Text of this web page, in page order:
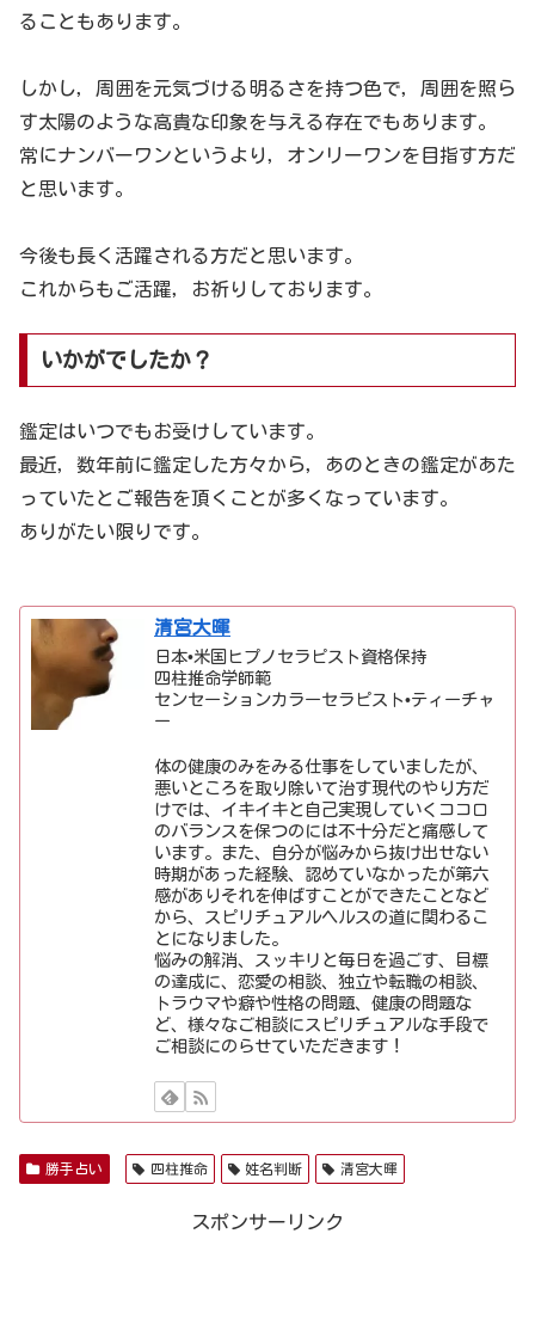
ることもあります。
しかし，周囲を元気づける明るさを持つ色で，周囲を照ら
す太陽のような高貴な印象を与える存在でもあります。
常にナンバーワンというより，オンリーワンを目指す方だ
と思います。
今後も長く活躍される方だと思います。
これからもご活躍，お祈りしております。
いかがでしたか？
鑑定はいつでもお受けしています。
最近，数年前に鑑定した方々から，あのときの鑑定があた
っていたとご報告を頂くことが多くなっています。
ありがたい限りです。
清宮大暉
日本•米国ヒプノセラピスト資格保持
四柱推命学師範
センセーションカラーセラピスト•ティーチャ
ー
体の健康のみをみる仕事をしていましたが、
悪いところを取り除いて治す現代のやり方だ
けでは、イキイキと自己実現していくココロ
のバランスを保つのには不十分だと痛感して
います。また、自分が悩みから抜け出せない
時期があった経験、認めていなかったが第六
感がありそれを伸ばすことができたことなど
から、スピリチュアルヘルスの道に関わるこ
とになりました。
悩みの解消、スッキリと毎日を過ごす、目標
の達成に、恋愛の相談、独立や転職の相談、
トラウマや癖や性格の問題、健康の問題な
ど、様々なご相談にスピリチュアルな手段で
ご相談にのらせていただきます！
勝手占い 四柱推命 姓名判断 清宮大暉
スポンサーリンク